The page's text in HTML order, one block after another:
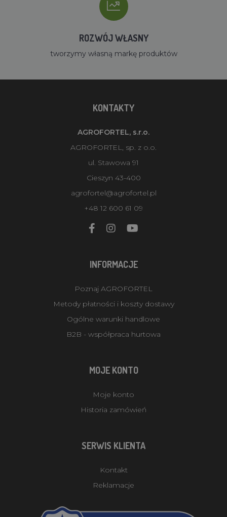
ROZWÓJ WŁASNY
tworzymy własną markę produktów
KONTAKTY
AGROFORTEL, s.r.o.
AGROFORTEL, sp. z o.o.
ul. Stawowa 91
Cieszyn 43-400
agrofortel@agrofortel.pl
+48 12 600 61 09
INFORMACJE
Poznaj AGROFORTEL
Metody płatności i koszty dostawy
Ogólne warunki handlowe
B2B - współpraca hurtowa
MOJE KONTO
Moje konto
Historia zamówień
SERWIS KLIENTA
Kontakt
Reklamacje